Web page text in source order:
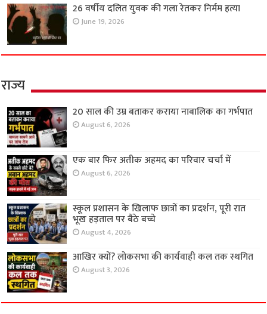
26 वर्षीय दलित युवक की गला रेतकर निर्मम हत्या
June 19, 2026
राज्य
20 साल की उम्र बताकर कराया नाबालिक का गर्भपात
August 6, 2026
एक बार फिर अतीक अहमद का परिवार चर्चा में
August 6, 2026
स्कूल प्रशासन के खिलाफ छात्रों का प्रदर्शन, पूरी रात
भूख हड़ताल पर बैठे बच्चे
August 4, 2026
आखिर क्यों? लोकसभा की कार्यवाही कल तक स्थगित
August 3, 2026